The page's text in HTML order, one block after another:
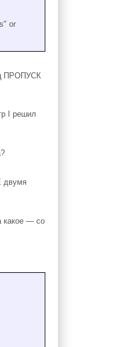
or
ПРОПУСК
I решил
двумя
какое — со